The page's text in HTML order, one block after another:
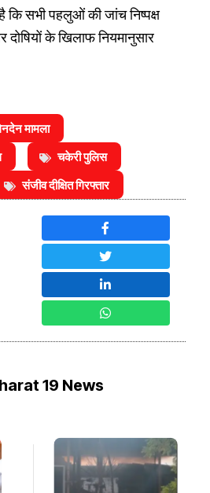
कि सभी पहलुओं की जांच निष्पक्ष
के खिलाफ नियमानुसार
मामला
चकेरी पुलिस
संजीव दीक्षित गिरफ्तार
19 News